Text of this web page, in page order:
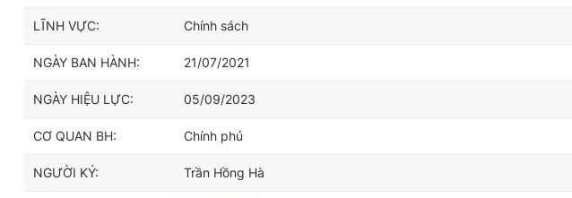
LĨNH VỰC: Chính sách
NGÀY BAN HÀNH: 21/07/2021
NGÀY HIỆU LỰC: 05/09/2023
CƠ QUAN BH: Chính phủ
NGƯỜI KÝ: Trần Hồng Hà